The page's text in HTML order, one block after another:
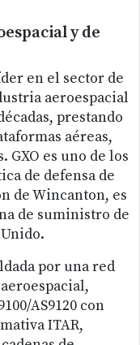
y de
en el sector de
aeroespacial
prestando
aéreas,
es uno de los
de defensa de
de Wincanton, es
de suministro de
por una red
AS9120 con
ITAR,